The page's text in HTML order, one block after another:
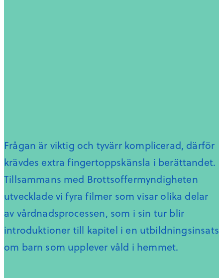
Frågan är viktig och tyvärr komplicerad, därför
krävdes extra fingertoppskänsla i berättandet.
Tillsammans med Brottsoffermyndigheten
utvecklade vi fyra filmer som visar olika delar
av vårdnadsprocessen, som i sin tur blir
introduktioner till kapitel i en utbildningsinsats
om barn som upplever våld i hemmet.